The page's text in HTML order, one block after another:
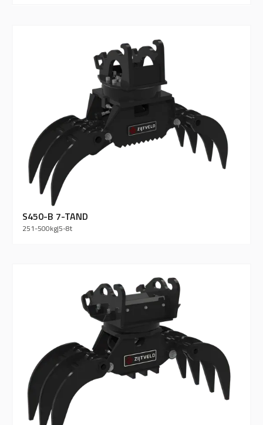
S450-B 7-TAND
251-500kg|5-8t